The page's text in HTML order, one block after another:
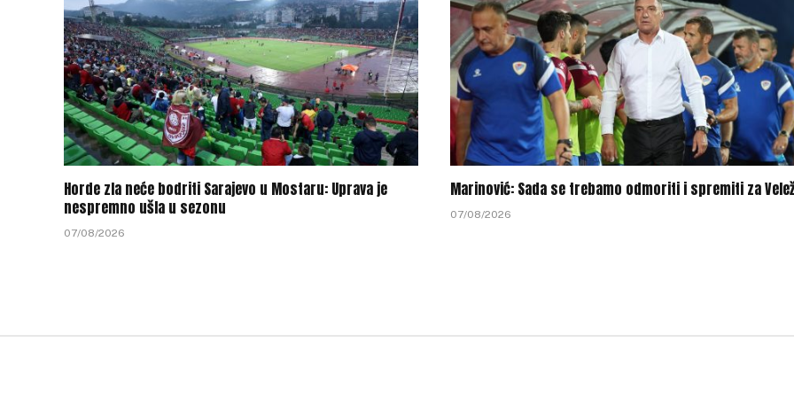
Horde zla neće bodriti Sarajevo u Mostaru: Uprava je
nespremno ušla u sezonu
07/08/2026
Marinović: Sada se trebamo odmoriti i spremiti za Velež
07/08/2026